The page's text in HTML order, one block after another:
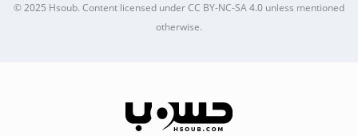
© 2025Hsoub.Content licensed underCC BY-NC-SA 4.0unless mentioned
otherwise.